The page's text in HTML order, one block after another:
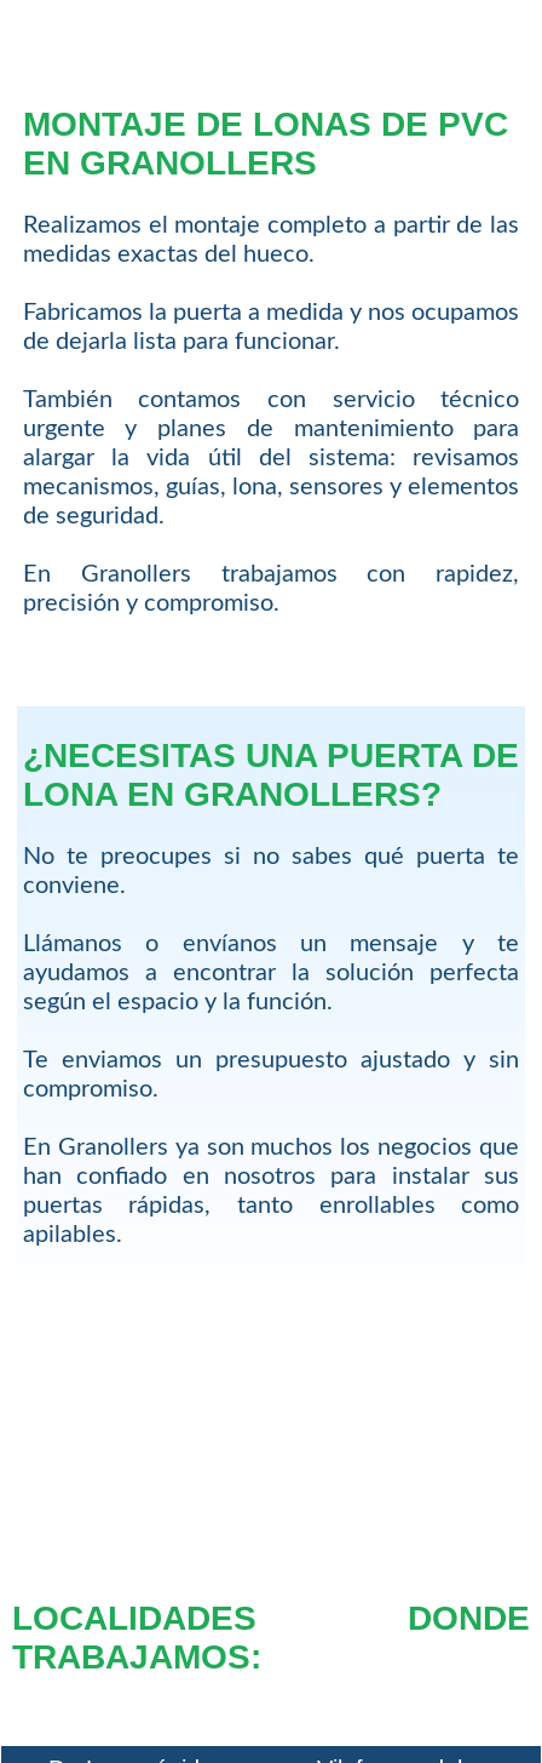
MONTAJE DE LONAS DE PVC
EN GRANOLLERS
Realizamos el montaje completo a partir de las
medidas exactas del hueco.
Fabricamos la puerta a medida y nos ocupamos
de dejarla lista para funcionar.
También contamos con servicio técnico
urgente y planes de mantenimiento para
alargar la vida útil del sistema: revisamos
mecanismos, guías, lona, sensores y elementos
de seguridad.
En Granollers trabajamos con rapidez,
precisión y compromiso.
¿NECESITAS UNA PUERTA DE
LONA EN GRANOLLERS?
No te preocupes si no sabes qué puerta te
conviene.
Llámanos o envíanos un mensaje y te
ayudamos a encontrar la solución perfecta
según el espacio y la función.
Te enviamos un presupuesto ajustado y sin
compromiso.
En Granollers ya son muchos los negocios que
han confiado en nosotros para instalar sus
puertas rápidas, tanto enrollables como
apilables.
LOCALIDADES DONDE
TRABAJAMOS: